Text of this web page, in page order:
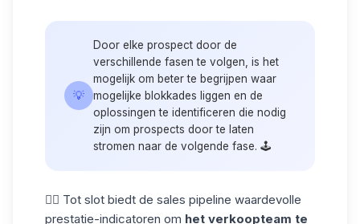
💡
Door elke prospect door de
verschillende fasen te volgen, is het
mogelijk om beter te begrijpen waar
mogelijke blokkades liggen en de
oplossingen te identificeren die nodig
zijn om prospects door te laten
stromen naar de volgende fase. 🕹️
👉🏼 Tot slot biedt de sales pipeline waardevolle
prestatie-indicatoren om het verkoopteam te